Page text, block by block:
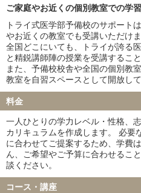
ご家庭やお近くの個別教室での学
トライ式医学部予備校のサポート
やお近くの教室でも受講いただけま
全国どこにいても、トライが誇る
と精鋭講師陣の授業を受講すること
また、予備校校舎や全国の個別教
教室を自習スペースとして開放して
料金
一人ひとりの学力レベル・性格、
カリキュラムを作成します。 必要
に合わせてご提案するため、学費
ん、ご希望やご予算に合わせるこ
談ください。
コース・講座